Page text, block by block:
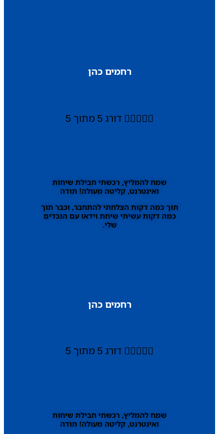
רחמים כהן
 דורג 5 מתוך 5
שמח להמליץ, רכשתי חבילת שיחות
ואינטרנט, קליטה מעולה! תודה
תוך כמה דקות הצלחתי להתחבר, וכבר תוך
כמה דקות עשיתי שיחת וידאו עם הנכדים
שלי.
רחמים כהן
 דורג 5 מתוך 5
שמח להמליץ, רכשתי חבילת שיחות
ואינטרנט, קליטה מעולה! תודה